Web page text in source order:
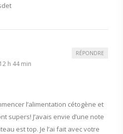
h 44 min
l’alimentation cétogène et
supers! J’avais envie d’une note
est top. Je l’ai fait avec votre
RÉPONDRE